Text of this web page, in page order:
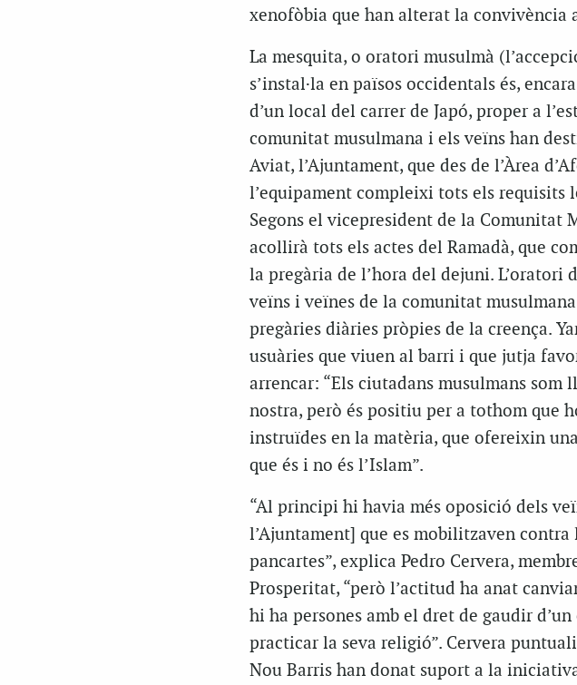
xenofòbia que han alterat la convivència
La mesquita, o oratori musulmà
s’instal·la en països occidentals és,
d’un local del carrer de Japó, proper a
comunitat musulmana i els veïns han
Aviat, l’Ajuntament, que des de l’Àrea
l’equipament compleixi tots els
Segons el vicepresident de la Comunitat
acollirà tots els actes del Ramadà, que
la pregària de l’hora del dejuni. L’oratori
veïns i veïnes de la comunitat
pregàries diàries pròpies de la creença.
usuàries que viuen al barri i que jutja
arrencar: “Els ciutadans musulmans
nostra, però és positiu per a tothom que
instruïdes en la matèria, que ofereixin
que és i no és l’Islam”.
“Al principi hi havia més oposició dels
l’Ajuntament] que es mobilitzaven
pancartes”, explica Pedro Cervera,
Prosperitat, “però l’actitud ha anat
hi ha persones amb el dret de gaudir
practicar la seva religió”. Cervera
Nou Barris han donat suport a la